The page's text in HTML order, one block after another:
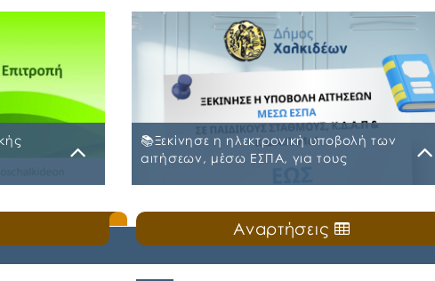
Επιτροπής
επί
34,
📚Ξεκίνησε η ηλεκτρονική υποβολή των
αιτήσεων, μέσω ΕΣΠΑ, για τους
🛎️Ο Δήμος Χαλκιδέων ενημερώνει τους γονείς
και τους κηδεμόνες ότι, ξεκίνησε η
ηλεκτρονική υποβολή αιτήσεων για τη
Αναρτήσεις